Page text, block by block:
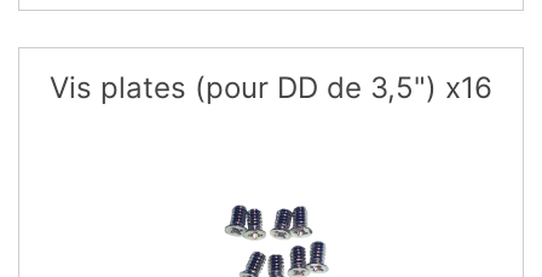
Vis plates (pour DD de 3,5") x16